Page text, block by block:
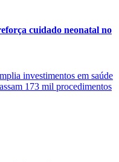
cuidado neonatal no